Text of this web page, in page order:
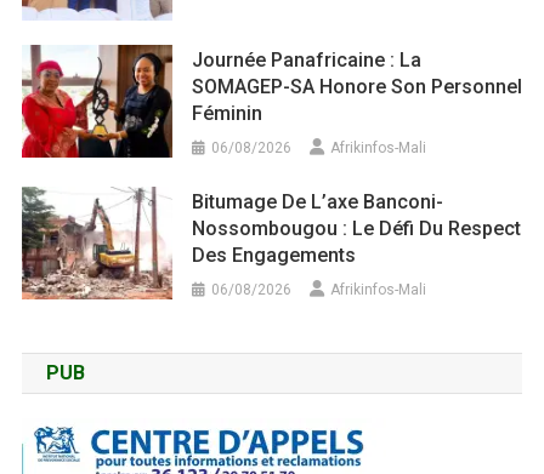
Journée Panafricaine : La
SOMAGEP-SA Honore Son Personnel
Féminin
06/08/2026 Afrikinfos-Mali
Bitumage De L’axe Banconi-
Nossombougou : Le Défi Du Respect
Des Engagements
06/08/2026 Afrikinfos-Mali
PUB